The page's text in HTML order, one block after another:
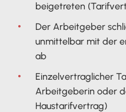
beigetreten
Der Arbeitgeber
unmittelbar mit der
ab
Einzelvertraglicher
Arbeitgeberin oder
Haustarifvertrag)